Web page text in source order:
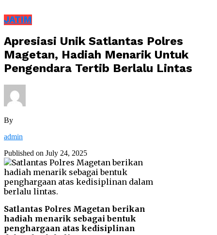
JATIM
Apresiasi Unik Satlantas Polres
Magetan, Hadiah Menarik Untuk
Pengendara Tertib Berlalu Lintas
By
admin
Published on July 24, 2025
Satlantas Polres Magetan berikan
hadiah menarik sebagai bentuk
penghargaan atas kedisiplinan